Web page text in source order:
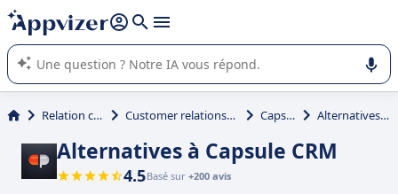
répondre (plusieurs lignes avec
L'IA de Appvizer vous guide dans l'utilisation ou la sélection de
logiciel SaaS en entreprise.
Relation client et vente Customer relationship management (CRM) Capsule CRM Alternatives à Capsule CRM
Alternatives à Capsule CRM
4.5Basé sur +200 avis